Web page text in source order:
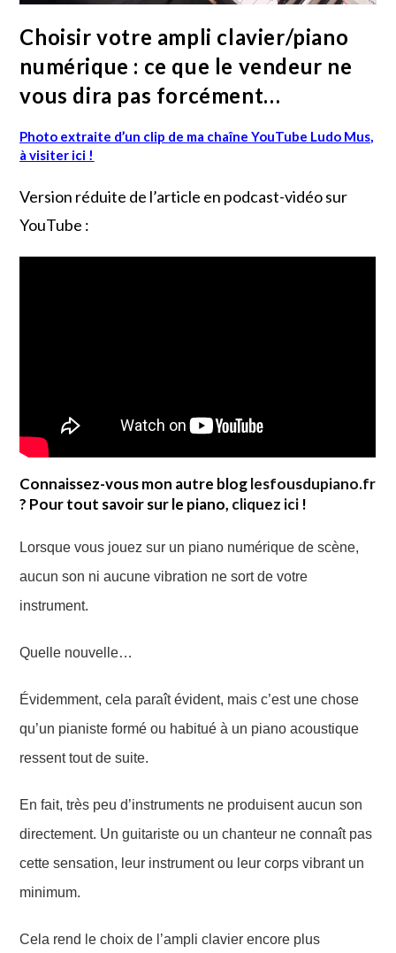
Choisir votre ampli clavier/piano
numérique : ce que le vendeur ne
vous dira pas forcément…
Photo extraite d’un clip de ma chaîne YouTube Ludo Mus,
à visiter ici !
Version réduite de l’article en podcast-vidéo sur
YouTube :
Connaissez-vous mon autre bloglesfousdupiano.fr
? Pour tout savoir sur le piano, cliquez ici !
Lorsque vous jouezsur un piano numérique de scène,
aucun son ni aucune vibration ne sort de votre
instrument.
Quelle nouvelle…
Évidemment, cela paraît évident, mais c’est une chose
qu’un pianisteformé ou habitué à un piano acoustique
ressent tout de suite.
En fait, très peu d’instruments ne produisent aucun son
directement. Un guitariste ou un chanteur ne connaît pas
cette sensation, leur instrument ou leur corps vibrant un
minimum.
Cela rend le choix de l’ampli clavier encore plus